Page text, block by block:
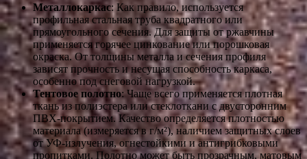
Металлокаркас: Как правило, используется
профильная стальная труба квадратного или
прямоугольного сечения. Для защиты от ржавчины
применяется горячее цинкование или порошковая
окраска. От толщины металла и сечения профиля
зависят прочность и несущая способность каркаса,
особенно под снеговой нагрузкой.
Тентовое полотно: Чаще всего применяется плотная
ткань из полиэстера или стеклоткани с двусторонним
ПВХ-покрытием. Качество определяется плотностью
материала (измеряется в г/м²), наличием защитных слоев
от УФ-излучения, огнестойкими и антигрибковыми
пропитками. Полотно может быть прозрачным, матовым